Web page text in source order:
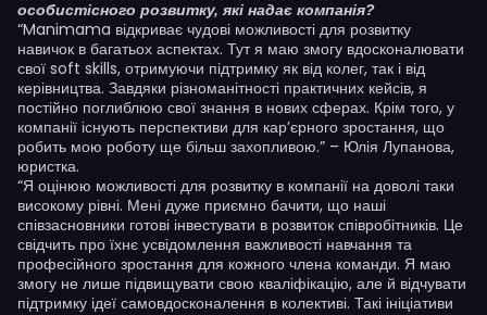
особистісного розвитку, які надає компанія?
“Manimama відкриває чудові можливості для розвитку
навичок в багатьох аспектах. Тут я маю змогу вдосконалювати
свої soft skills, отримуючи підтримку як від колег, так і від
керівництва. Завдяки різноманітності практичних кейсів, я
постійно поглиблюю свої знання в нових сферах. Крім того, у
компанії існують перспективи для кар’єрного зростання, що
робить мою роботу ще більш захопливою.” – Юлія Лупанова,
юристка.
“Я оцінюю можливості для розвитку в компанії на доволі таки
високому рівні. Мені дуже приємно бачити, що наші
співзасновники готові інвестувати в розвиток співробітників. Це
свідчить про їхнє усвідомлення важливості навчання та
професійного зростання для кожного члена команди. Я маю
змогу не лише підвищувати свою кваліфікацію, але й відчувати
підтримку ідеї самовдосконалення в колективі. Такі ініціативи